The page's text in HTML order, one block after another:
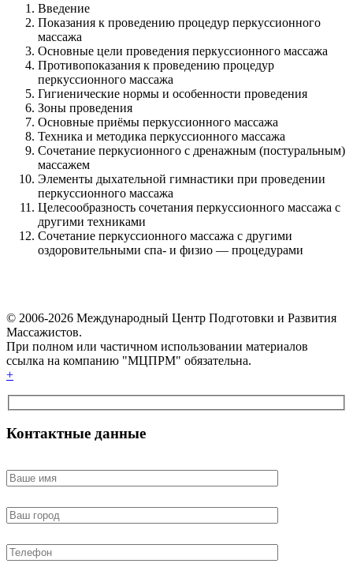
Введение
Показания к проведению процедур перкуссионного
массажа
Основные цели проведения перкуссионного массажа
Противопоказания к проведению процедур
перкуссионного массажа
Гигиенические нормы и особенности проведения
Зоны проведения
Основные приёмы перкуссионного массажа
Техника и методика перкуссионного массажа
Сочетание перкусионного с дренажным (постуральным)
массажем
Элементы дыхательной гимнастики при проведении
перкуссионного массажа
Целесообразность сочетания перкуссионного массажа с
другими техниками
Сочетание перкуссионного массажа с другими
оздоровительными спа- и физио — процедурами
© 2006-2026 Международный Центр Подготовки и Развития
Массажистов.
При полном или частичном использовании материалов
ссылка на компанию "МЦПРМ" обязательна.
+
Контактные данные